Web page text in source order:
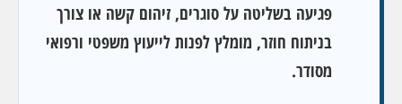
פגיעה בשליטה על סוגרים, זיהום קשה או צורך
בניתוח חוזר, מומלץ לפנות לייעוץ משפטי ורפואי
מסודר.